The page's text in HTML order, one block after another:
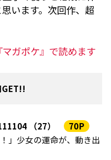
います。次回作、超
ガポケ』で読めます
（27）
70P
」少女の運命が、動き出